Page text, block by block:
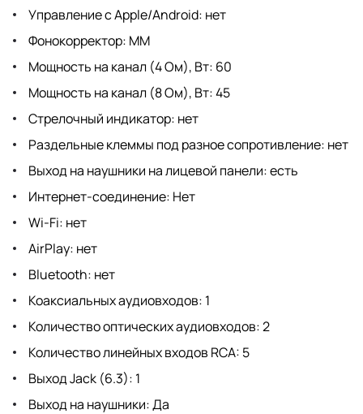
Управление с Apple/Android: нет
Фонокорректор: MM
Мощность на канал (4 Ом), Вт: 60
Мощность на канал (8 Ом), Вт: 45
Стрелочный индикатор: нет
Раздельные клеммы под разное сопротивление: нет
Выход на наушники на лицевой панели: есть
Интернет-соединение: Нет
Wi-Fi: нет
AirPlay: нет
Bluetooth: нет
Коаксиальных аудиовходов: 1
Количество оптических аудиовходов: 2
Количество линейных входов RCA: 5
Выход Jack (6.3): 1
Выход на наушники: Да